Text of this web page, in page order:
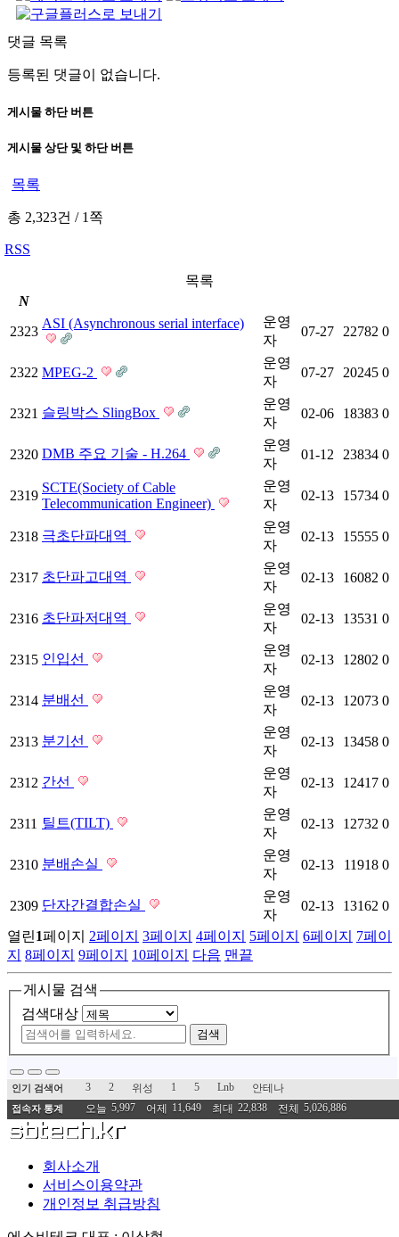
댓글 목록
등록된 댓글이 없습니다.
게시물 하단 버튼
게시물 상단 및 하단 버튼
목록
총 2,323건 /1쪽
RSS
목록
N
2323
ASI (Asynchronous serial interface)
운영
자
07-27 22782 0
2322 MPEG-2
운영
자
07-27 20245 0
2321 슬링박스 SlingBox
운영
자
02-06 18383 0
2320 DMB 주요 기술 - H.264
운영
자
01-12 23834 0
2319
SCTE(Society of Cable
Telecommunication Engineer)
운영
자
02-13 15734 0
2318 극초단파대역
운영
자
02-13 15555 0
2317 초단파고대역
운영
자
02-13 16082 0
2316 초단파저대역
운영
자
02-13 13531 0
2315 인입선
운영
자
02-13 12802 0
2314 분배선
운영
자
02-13 12073 0
2313 분기선
운영
자
02-13 13458 0
2312 간선
운영
자
02-13 12417 0
2311 틸트(TILT)
운영
자
02-13 12732 0
2310 분배손실
운영
자
02-13 11918 0
2309 단자간결합손실
운영
자
02-13 13162 0
열린1페이지 2페이지 3페이지 4페이지 5페이지 6페이지 7페이
지 8페이지 9페이지 10페이지 다음 맨끝
게시물 검색
검색대상
검색
인기 검색어 3 2 위성 1 5 Lnb 안테나
접속자 통계 오늘 5,997 어제 11,649 최대 22,838 전체 5,026,886
회사소개
서비스이용약관
개인정보 취급방침